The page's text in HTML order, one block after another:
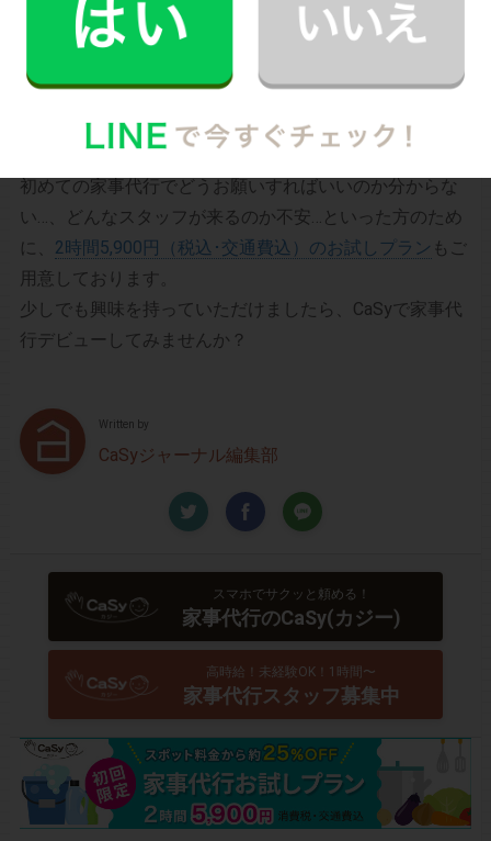
シンプルでお財布に優しい料金体系
スマホだけで24時間365日依頼可能（電話･事前訪問なし）
万が一の物損も損害保険があるから安心（適応の範囲内）
初めての家事代行でどうお願いすればいいのか分からな
い…、どんなスタッフが来るのか不安…といった方のため
に、 2時間5,900円（税込･交通費込）のお試しプラン もご
用意しております。
少しでも興味を持っていただけましたら、CaSyで家事代
行デビューしてみませんか？
Written by
CaSyジャーナル編集部
スマホでサクッと頼める！
家事代行のCaSy(カジー)
高時給！未経験OK！1時間〜
家事代行スタッフ募集中